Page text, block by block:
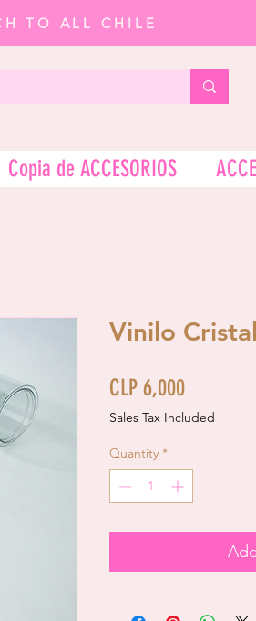
TO ALL CHILE
Copia de ACCESORIOS
Vinilo Cristal
CLP 6,000Price
Sales Tax Included
Quantity *